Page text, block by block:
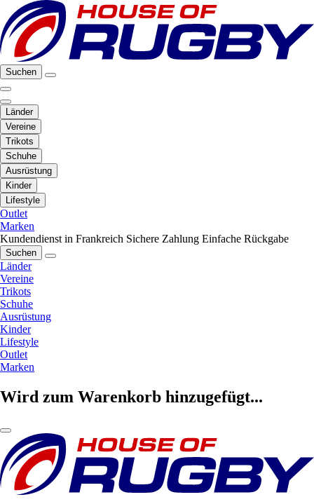
Suchen
Länder
Vereine
Trikots
Schuhe
Ausrüstung
Kinder
Lifestyle
Outlet
Marken
Kundendienst in Frankreich Sichere Zahlung Einfache Rückgabe
Suchen
Länder
Vereine
Trikots
Schuhe
Ausrüstung
Kinder
Lifestyle
Outlet
Marken
Wird zum Warenkorb hinzugefügt...